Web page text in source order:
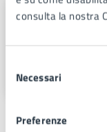
consulta la nostra
delNecessari
Preferenze
Turismo,
Via Fra